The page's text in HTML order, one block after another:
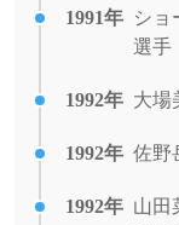
1991年 ショ
選手
1992年 大場
1992年 佐野
1992年 山田